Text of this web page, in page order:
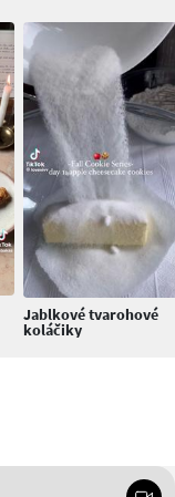
Jablkové tvarohové
koláčiky